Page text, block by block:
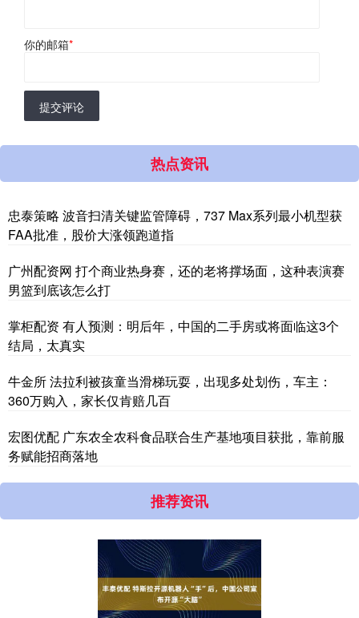
你的邮箱*
提交评论
热点资讯
忠泰策略 波音扫清关键监管障碍，737 Max系列最小机型获
FAA批准，股价大涨领跑道指
广州配资网 打个商业热身赛，还的老将撑场面，这种表演赛
男篮到底该怎么打
掌柜配资 有人预测：明后年，中国的二手房或将面临这3个
结局，太真实
牛金所 法拉利被孩童当滑梯玩耍，出现多处划伤，车主：
360万购入，家长仅肯赔几百
宏图优配 广东农全农科食品联合生产基地项目获批，靠前服
务赋能招商落地
推荐资讯